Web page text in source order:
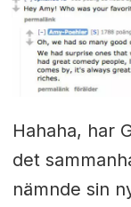
Hahaha, har
det
nämnde sin